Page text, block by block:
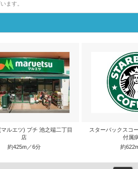
ます。
ルエツ) プチ 池之端二丁目
店
約425m／6分
スターバックスコ
付属
約